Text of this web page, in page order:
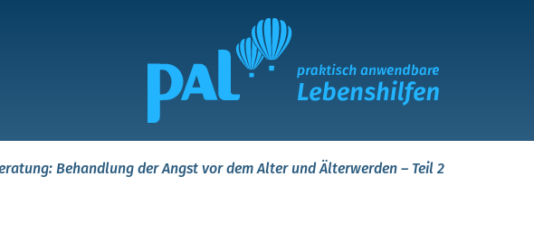
Behandlung der Angst vor dem Alter und Älterwerden – Teil 2